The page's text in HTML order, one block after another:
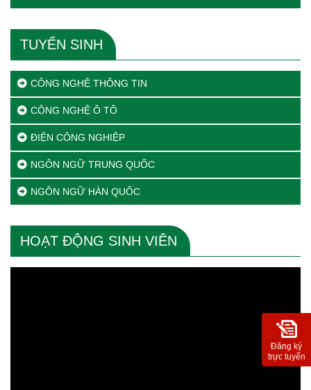
TUYỂN SINH
CÔNG NGHỆ THÔNG TIN
CÔNG NGHỆ Ô TÔ
ĐIỆN CÔNG NGHIỆP
NGÔN NGỮ TRUNG QUỐC
NGÔN NGỮ HÀN QUỐC
HOẠT ĐỘNG SINH VIÊN
Đăng ký
trực tuyến